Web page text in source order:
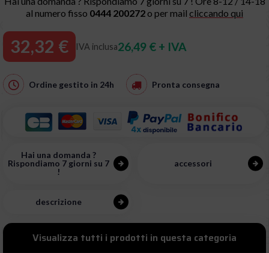
al numero fisso 0444 200272 o per mail cliccando qui
32,32 € IVA inclusa26,49 € + IVA
Ordine gestito in 24h Pronta consegna
Hai una domanda ?
Rispondiamo 7 giorni su 7
!
accessori
descrizione
Visualizza tutti i prodotti in questa categoria